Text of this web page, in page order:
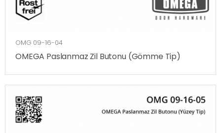
OMG 09-16-04
OMEGA Paslanmaz Zil Butonu (Gömme Tip)